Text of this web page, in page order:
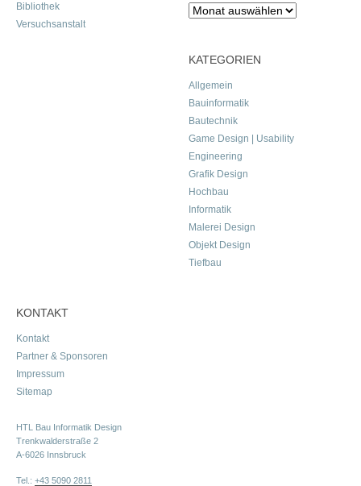
Bibliothek
Versuchsanstalt
Archiv
KATEGORIEN
Allgemein
Bauinformatik
Bautechnik
Game Design | Usability
Engineering
Grafik Design
Hochbau
Informatik
Malerei Design
Objekt Design
Tiefbau
KONTAKT
Kontakt
Partner & Sponsoren
Impressum
Sitemap
HTL Bau Informatik Design
Trenkwalderstraße 2
A-6026 Innsbruck
Tel.: +43 5090 2811